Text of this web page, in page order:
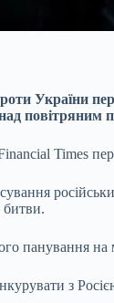
України
повітряним
Times
битви.
панування на
з